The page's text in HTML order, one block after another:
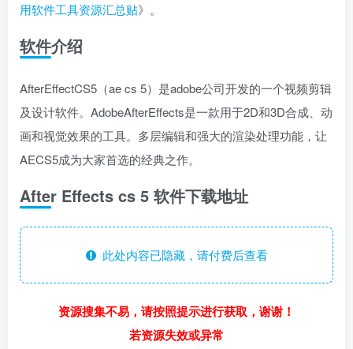
用软件工具资源汇总贴》。
软件介绍
AfterEffectCS5（ae cs 5）是adobe公司开发的一个视频剪辑
及设计软件。AdobeAfterEffects是一款用于2D和3D合成、动
画和视觉效果的工具。多层编辑和强大的渲染处理功能，让
AECS5成为大家首选的经典之作。
After Effects cs 5 软件下载地址
此处内容已隐藏，请付费后查看
资源搜集不易，请按照提示进行获取，谢谢！
若资源失效或异常